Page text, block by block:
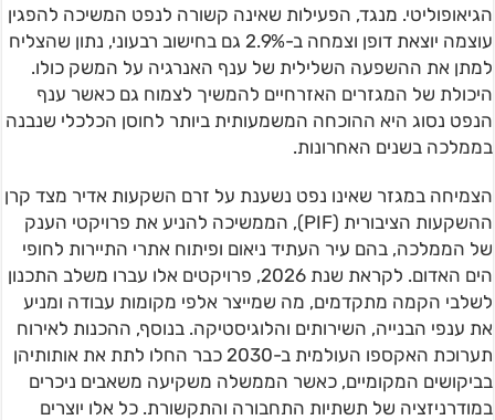
הגיאופוליטי. מנגד, הפעילות שאינה קשורה לנפט המשיכה להפגין
עוצמה יוצאת דופן וצמחה ב-2.9% גם בחישוב רבעוני, נתון שהצליח
למתן את ההשפעה השלילית של ענף האנרגיה על המשק כולו.
היכולת של המגזרים האזרחיים להמשיך לצמוח גם כאשר ענף
הנפט נסוג היא ההוכחה המשמעותית ביותר לחוסן הכלכלי שנבנה
בממלכה בשנים האחרונות.
הצמיחה במגזר שאינו נפט נשענת על זרם השקעות אדיר מצד קרן
ההשקעות הציבורית (PIF), הממשיכה להניע את פרויקטי הענק
של הממלכה, בהם עיר העתיד ניאום ופיתוח אתרי התיירות לחופי
הים האדום. לקראת שנת 2026, פרויקטים אלו עברו משלב התכנון
לשלבי הקמה מתקדמים, מה שמייצר אלפי מקומות עבודה ומניע
את ענפי הבנייה, השירותים והלוגיסטיקה. בנוסף, ההכנות לאירוח
תערוכת האקספו העולמית ב-2030 כבר החלו לתת את אותותיהן
בביקושים המקומיים, כאשר הממשלה משקיעה משאבים ניכרים
במודרניזציה של תשתיות התחבורה והתקשורת. כל אלו יוצרים